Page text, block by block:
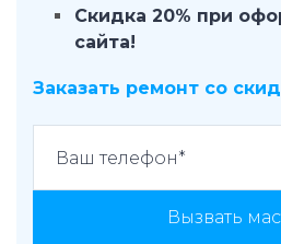
Скидка 20% при
сайта!
Заказать ремонт со
Вызвать